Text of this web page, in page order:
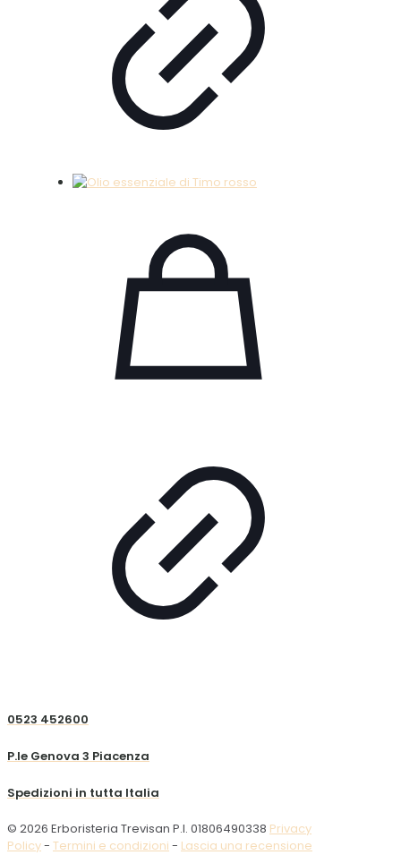
0523 452600
P.le Genova 3 Piacenza
Spedizioni in tutta Italia
© 2026 Erboristeria Trevisan P.I. 01806490338 Privacy
Policy- Termini e condizioni - Lascia una recensione